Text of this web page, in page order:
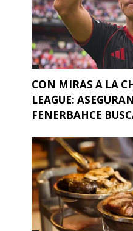
CON MIRAS A LA
LEAGUE:
FENERBAHCE